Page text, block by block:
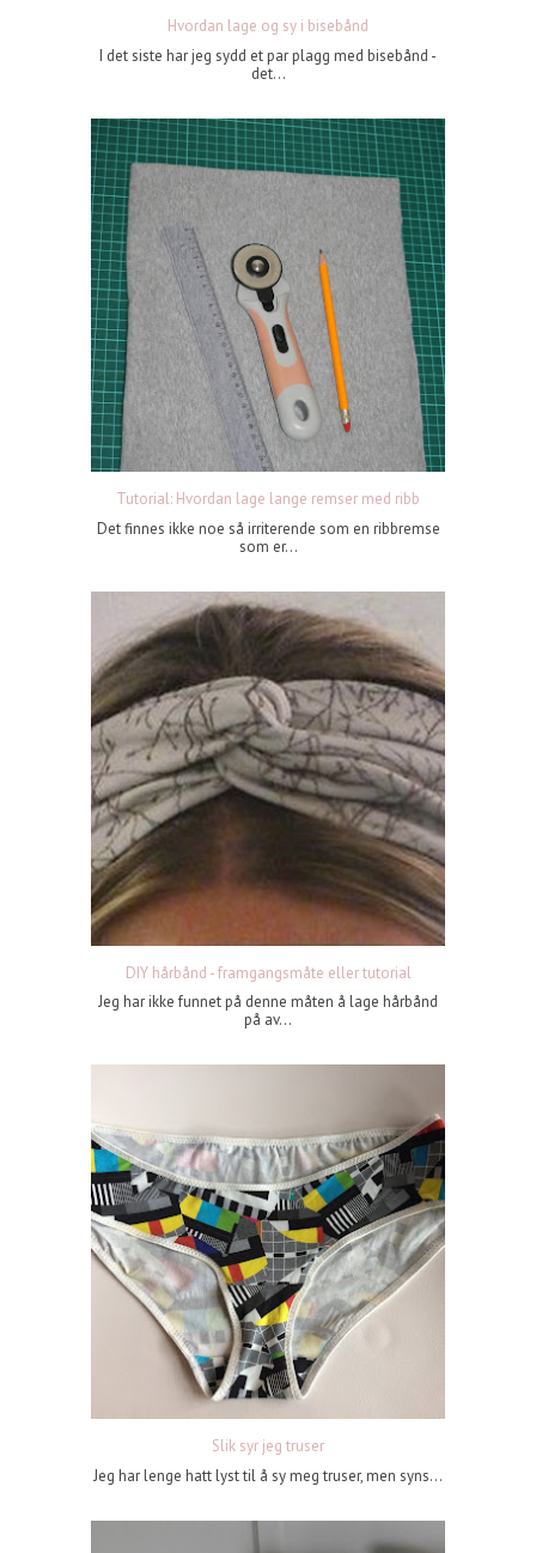
Hvordan lage og sy i bisebånd
I det siste har jeg sydd et par plagg med bisebånd -
det...
Tutorial: Hvordan lage lange remser med ribb
Det finnes ikke noe så irriterende som en ribbremse
som er...
DIY hårbånd - framgangsmåte eller tutorial
Jeg har ikke funnet på denne måten å lage hårbånd
på av...
Slik syr jeg truser
Jeg har lenge hatt lyst til å sy meg truser, men syns...